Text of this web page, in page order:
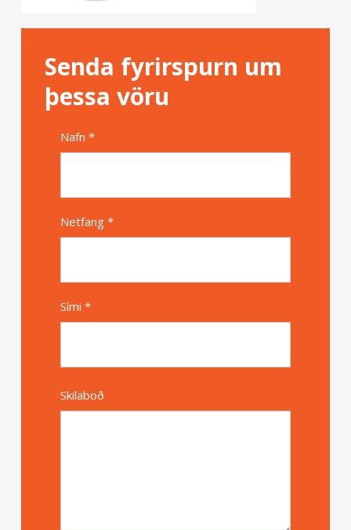
Senda fyrirspurn um
þessa vöru
Nafn *
Netfang *
Sími *
Skilaboð